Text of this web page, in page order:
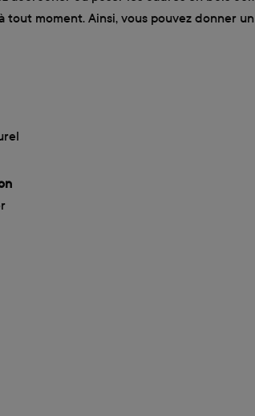
moment. Ainsi, vous pouvez donner